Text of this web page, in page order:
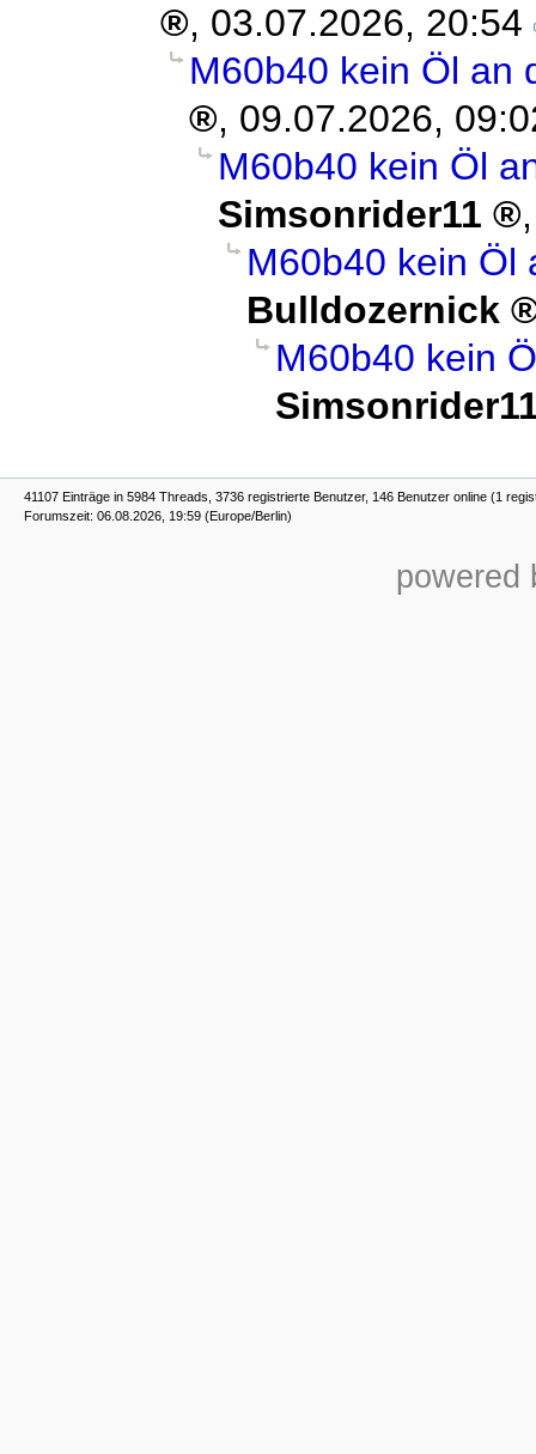
, 03.07.2026, 20:54
M60b40 kein Öl an
, 09.07.2026,
M60b40 kein Öl
Simsonrider11
M60b40 kein Öl
Bulldozernick
M60b40 kein
41107 Einträge in 5984 Threads, 3736 registrierte Benutzer, 146 Benutzer online (1
Forumszeit: 06.08.2026, 19:59 (Europe/Berlin)
powered